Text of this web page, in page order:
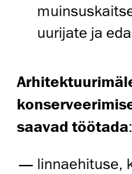
uurijate ja
saavad töötada:
linnaehituse,